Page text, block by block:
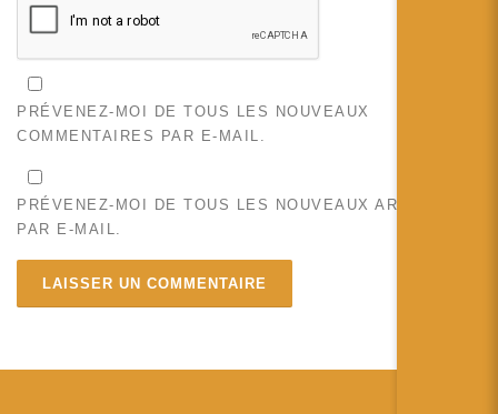
PRÉVENEZ-MOI DE TOUS LES NOUVEAUX
COMMENTAIRES PAR E-MAIL.
PRÉVENEZ-MOI DE TOUS LES NOUVEAUX ARTICLES
PAR E-MAIL.